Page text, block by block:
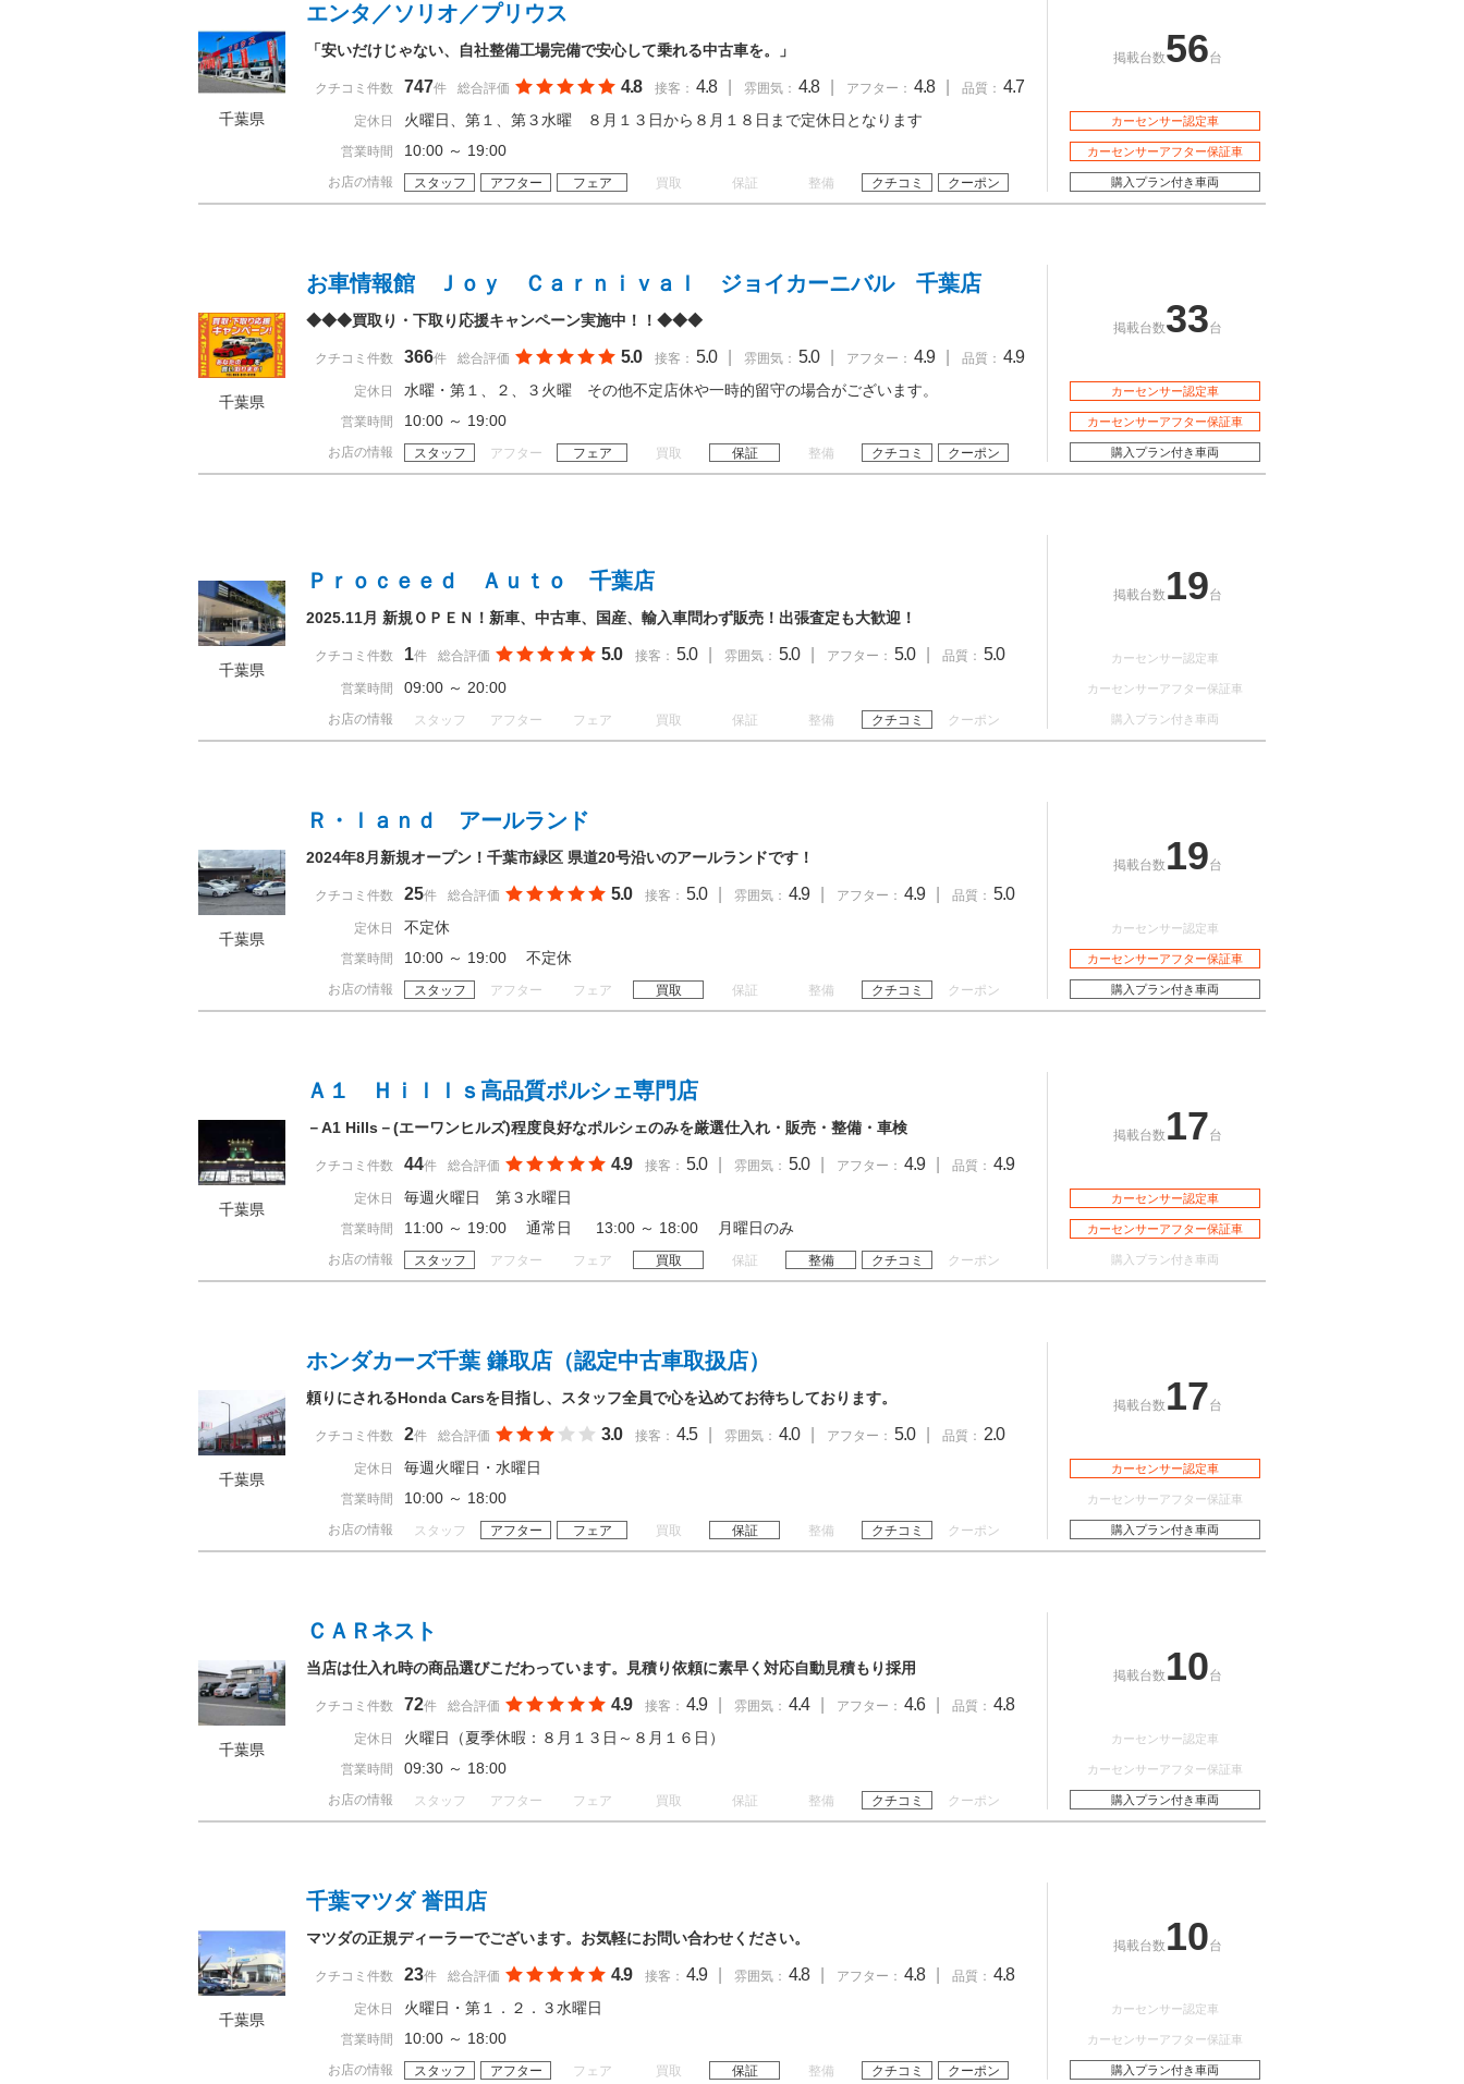
千葉県
エンタ／ソリオ／プリウス
「安いだけじゃない、自社整備工場完備で安心して乗れる中古車を。」
クチコミ件数 747件 総合評価 4.8 接客： 4.8 雰囲気： 4.8 アフター： 4.8 品質： 4.7
定休日 火曜日、第１、第３水曜 ８月１３日から８月１８日まで定休日となります
営業時間 10:00 ～ 19:00
お店の情報 スタッフ アフター フェア 買取 保証 整備 クチコミ クーポン
掲載台数56台
カーセンサー認定車
カーセンサーアフター保証車
購入プラン付き車両
千葉県
お車情報館 Ｊｏｙ Ｃａｒｎｉｖａｌ ジョイカーニバル 千葉店
◆◆◆買取り・下取り応援キャンペーン実施中！！◆◆◆
クチコミ件数 366件 総合評価 5.0 接客： 5.0 雰囲気： 5.0 アフター： 4.9 品質： 4.9
定休日 水曜・第１、２、３火曜 その他不定店休や一時的留守の場合がございます。
営業時間 10:00 ～ 19:00
お店の情報 スタッフ アフター フェア 買取 保証 整備 クチコミ クーポン
掲載台数33台
カーセンサー認定車
カーセンサーアフター保証車
購入プラン付き車両
千葉県
Ｐｒｏｃｅｅｄ Ａｕｔｏ 千葉店
2025.11月 新規ＯＰＥＮ！新車、中古車、国産、輸入車問わず販売！出張査定も大歓迎！
クチコミ件数 1件 総合評価 5.0 接客： 5.0 雰囲気： 5.0 アフター： 5.0 品質： 5.0
営業時間 09:00 ～ 20:00
お店の情報 スタッフ アフター フェア 買取 保証 整備 クチコミ クーポン
掲載台数 19台
カーセンサー認定車
カーセンサーアフター保証車
購入プラン付き車両
千葉県
Ｒ・ｌａｎｄ アールランド
2024年8月新規オープン！千葉市緑区 県道20号沿いのアールランドです！
クチコミ件数 25件 総合評価 5.0 接客： 5.0 雰囲気： 4.9 アフター： 4.9 品質： 5.0
定休日 不定休
営業時間 10:00 ～ 19:00 不定休
お店の情報 スタッフ アフター フェア 買取 保証 整備 クチコミ クーポン
掲載台数 19台
カーセンサー認定車
カーセンサーアフター保証車
購入プラン付き車両
千葉県
Ａ１ Ｈｉｌｌｓ高品質ポルシェ専門店
－A1 Hills－(エーワンヒルズ)程度良好なポルシェのみを厳選仕入れ・販売・整備・車検
クチコミ件数 44件 総合評価 4.9 接客： 5.0 雰囲気： 5.0 アフター： 4.9 品質： 4.9
定休日 毎週火曜日 第３水曜日
営業時間 11:00 ～ 19:00 通常日 13:00 ～ 18:00 月曜日のみ
お店の情報 スタッフ アフター フェア 買取 保証 整備 クチコミ クーポン
掲載台数 17台
カーセンサー認定車
カーセンサーアフター保証車
購入プラン付き車両
千葉県
ホンダカーズ千葉 鎌取店（認定中古車取扱店）
頼りにされるHonda Carsを目指し、スタッフ全員で心を込めてお待ちしております。
クチコミ件数 2件 総合評価 3.0 接客： 4.5 雰囲気： 4.0 アフター： 5.0 品質： 2.0
定休日 毎週火曜日・水曜日
営業時間 10:00 ～ 18:00
お店の情報 スタッフ アフター フェア 買取 保証 整備 クチコミ クーポン
掲載台数 17台
カーセンサー認定車
カーセンサーアフター保証車
購入プラン付き車両
千葉県
ＣＡＲネスト
当店は仕入れ時の商品選びこだわっています。見積り依頼に素早く対応自動見積もり採用
クチコミ件数 72件 総合評価 4.9 接客： 4.9 雰囲気： 4.4 アフター： 4.6 品質： 4.8
定休日 火曜日（夏季休暇：８月１３日～８月１６日）
営業時間 09:30 ～ 18:00
お店の情報 スタッフ アフター フェア 買取 保証 整備 クチコミ クーポン
掲載台数 10台
カーセンサー認定車
カーセンサーアフター保証車
購入プラン付き車両
千葉県
千葉マツダ 誉田店
マツダの正規ディーラーでございます。お気軽にお問い合わせください。
クチコミ件数 23件 総合評価 4.9 接客： 4.9 雰囲気： 4.8 アフター： 4.8 品質： 4.8
定休日 火曜日・第１．２．３水曜日
営業時間 10:00 ～ 18:00
お店の情報 スタッフ アフター フェア 買取 保証 整備 クチコミ クーポン
掲載台数 10台
カーセンサー認定車
カーセンサーアフター保証車
購入プラン付き車両